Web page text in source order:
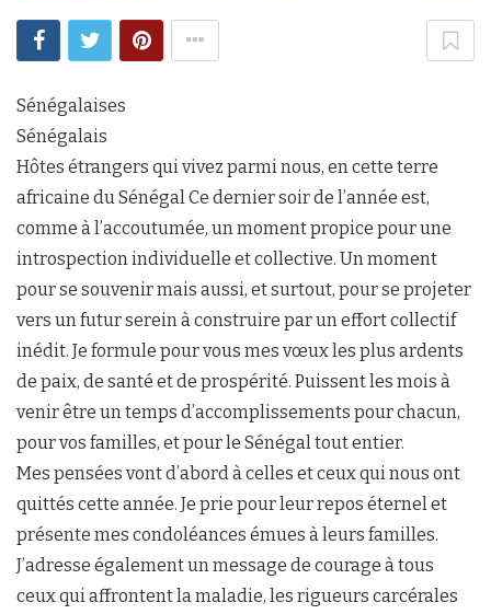
Sénégalaises
Sénégalais
Hôtes étrangers qui vivez parmi nous, en cette terre
africaine du Sénégal Ce dernier soir de l’année est,
comme à l’accoutumée, un moment propice pour une
introspection individuelle et collective. Un moment
pour se souvenir mais aussi, et surtout, pour se projeter
vers un futur serein à construire par un effort collectif
inédit. Je formule pour vous mes vœux les plus ardents
de paix, de santé et de prospérité. Puissent les mois à
venir être un temps d’accomplissements pour chacun,
pour vos familles, et pour le Sénégal tout entier.
Mes pensées vont d’abord à celles et ceux qui nous ont
quittés cette année. Je prie pour leur repos éternel et
présente mes condoléances émues à leurs familles.
J’adresse également un message de courage à tous
ceux qui affrontent la maladie, les rigueurs carcérales